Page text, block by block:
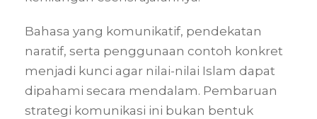
Bahasa yang komunikatif, pendekatan
naratif, serta penggunaan contoh konkret
menjadi kunci agar nilai-nilai Islam dapat
dipahami secara mendalam. Pembaruan
strategi komunikasi ini bukan bentuk